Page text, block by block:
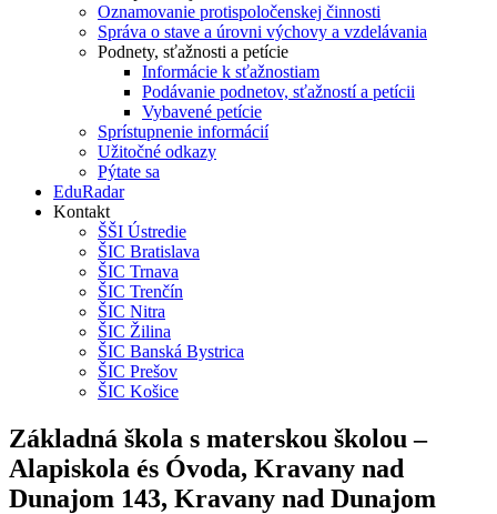
Oznamovanie protispoločenskej činnosti
Správa o stave a úrovni výchovy a vzdelávania
Podnety, sťažnosti a petície
Informácie k sťažnostiam
Podávanie podnetov, sťažností a petícii
Vybavené petície
Sprístupnenie informácií
Užitočné odkazy
Pýtate sa
EduRadar
Kontakt
ŠŠI Ústredie
ŠIC Bratislava
ŠIC Trnava
ŠIC Trenčín
ŠIC Nitra
ŠIC Žilina
ŠIC Banská Bystrica
ŠIC Prešov
ŠIC Košice
Základná škola s materskou školou –
Alapiskola és Óvoda, Kravany nad
Dunajom 143, Kravany nad Dunajom